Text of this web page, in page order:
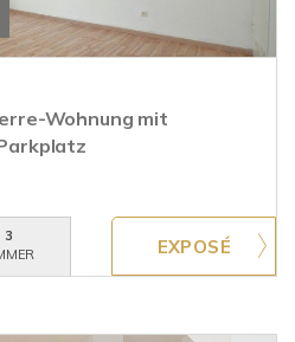
Wohnung mit
3